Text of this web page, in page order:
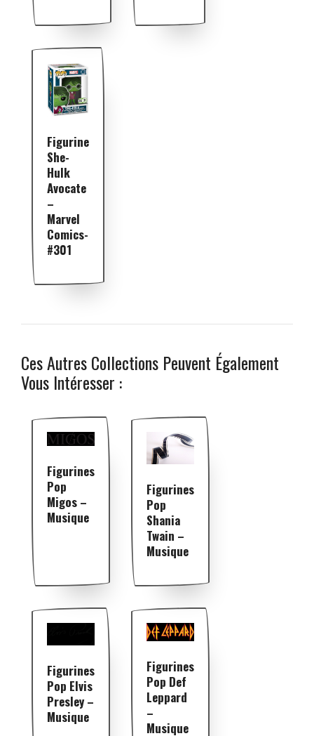
Figurine
She-
Hulk
Avocate
–
Marvel
Comics-
#301
Ces Autres Collections Peuvent Également
Vous Intéresser :
Figurines
Pop
Migos –
Musique
Figurines
Pop
Shania
Twain –
Musique
Figurines
Pop Elvis
Presley –
Musique
Figurines
Pop Def
Leppard
–
Musique